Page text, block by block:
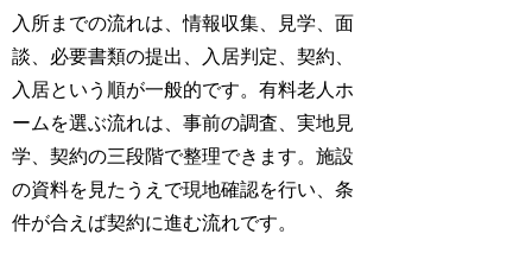
入所までの流れは、情報収集、見学、面
談、必要書類の提出、入居判定、契約、
入居という順が一般的です。有料老人ホ
ームを選ぶ流れは、事前の調査、実地見
学、契約の三段階で整理できます。施設
の資料を見たうえで現地確認を行い、条
件が合えば契約に進む流れです。